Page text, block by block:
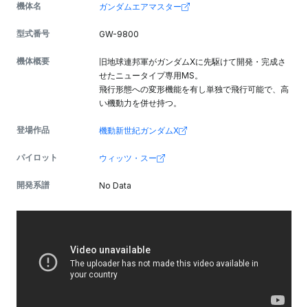
機体名 ガンダムエアマスター
型式番号 GW-9800
機体概要
旧地球連邦軍がガンダムXに先駆けて開発・完成さ
せたニュータイプ専用MS。
飛行形態への変形機能を有し単独で飛行可能で、高
い機動力を併せ持つ。
登場作品 機動新世紀ガンダムX
パイロット ウィッツ・スー
開発系譜 No Data